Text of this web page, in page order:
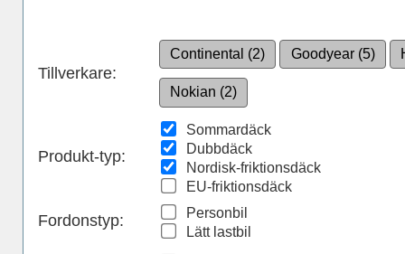
Tillverkare:
Continental (2) Goodyear (5)
Nokian (2)
Produkt-typ:
Sommardäck
Dubbdäck
Nordisk-friktionsdäck
EU-friktionsdäck
Fordonstyp:
Personbil
Lätt lastbil